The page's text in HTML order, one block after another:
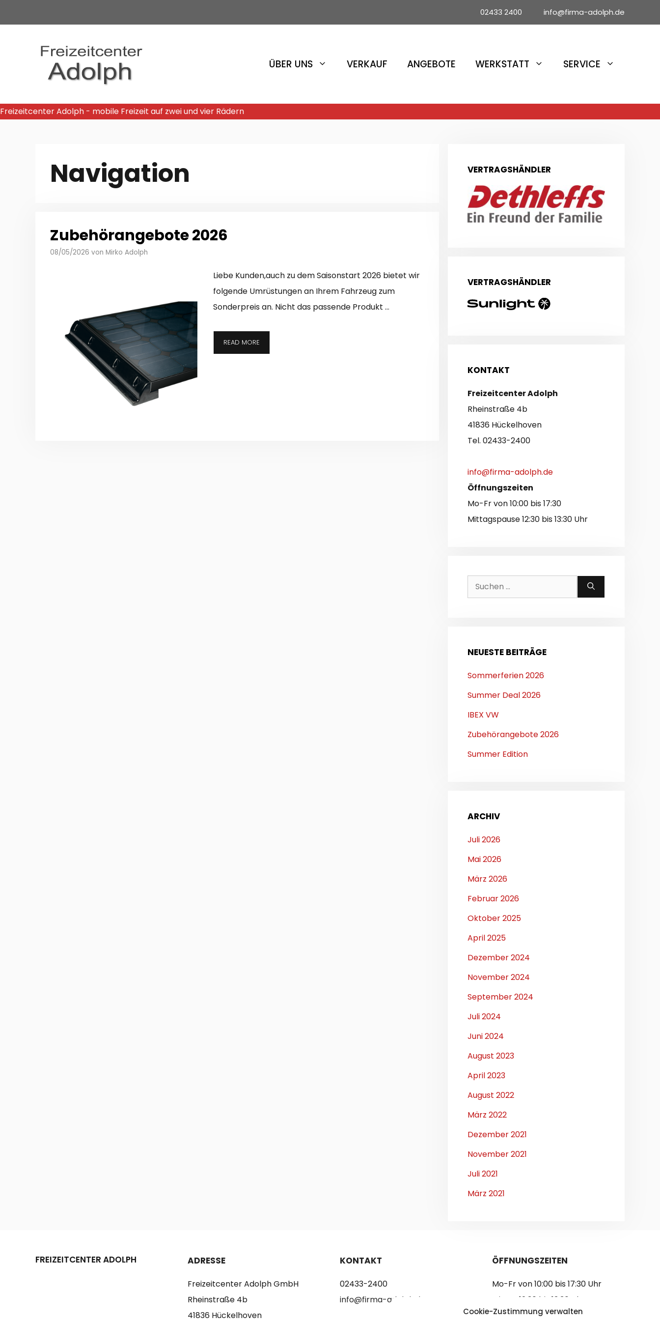
Cookie-Zustimmung verwalten
Inhalt
02433 2400 info@firma-adolph.de
ÜBER UNS VERKAUF ANGEBOTE WERKSTATT SERVICE
Freizeitcenter Adolph - mobile Freizeit auf zwei und vier Rädern
Navigation
Zubehörangebote 2026
08/05/2026 von Mirko Adolph
Liebe Kunden,auch zu dem Saisonstart 2026 bietet wir
folgende Umrüstungen an Ihrem Fahrzeug zum
Sonderpreis an. Nicht das passende Produkt …
READ MORE
VERTRAGSHÄNDLER
VERTRAGSHÄNDLER
KONTAKT
Freizeitcenter Adolph
Rheinstraße 4b
41836 Hückelhoven
Tel. 02433-2400
info@firma-adolph.de
Öffnungszeiten
Mo-Fr von 10:00 bis 17:30
Mittagspause 12:30 bis 13:30 Uhr
Suchen
nach:
NEUESTE BEITRÄGE
Sommerferien 2026
Summer Deal 2026
IBEX VW
Zubehörangebote 2026
Summer Edition
ARCHIV
Juli 2026
Mai 2026
März 2026
Februar 2026
Oktober 2025
April 2025
Dezember 2024
November 2024
September 2024
Juli 2024
Juni 2024
August 2023
April 2023
August 2022
März 2022
Dezember 2021
November 2021
Juli 2021
März 2021
FREIZEITCENTER ADOLPH ADRESSE
Freizeitcenter Adolph GmbH
Rheinstraße 4b
41836 Hückelhoven
KONTAKT
02433-2400
info@firma-adolph.de
ÖFFNUNGSZEITEN
Mo-Fr von 10:00 bis 17:30 Uhr
Mittag 12:30 bis 13:30 Uhr